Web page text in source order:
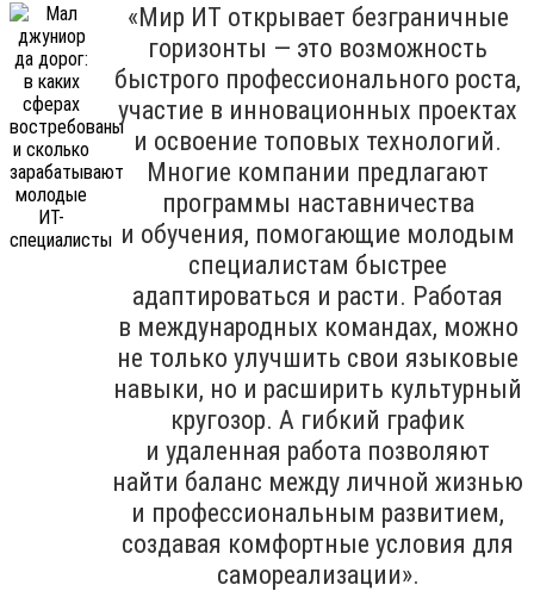
«Мир ИТ открывает безграничные
горизонты — это возможность
быстрого профессионального роста,
участие в инновационных проектах
и освоение топовых технологий.
Многие компании предлагают
программы наставничества
и обучения, помогающие молодым
специалистам быстрее
адаптироваться и расти. Работая
в международных командах, можно
не только улучшить свои языковые
навыки, но и расширить культурный
кругозор. А гибкий график
и удаленная работа позволяют
найти баланс между личной жизнью
и профессиональным развитием,
создавая комфортные условия для
самореализации».